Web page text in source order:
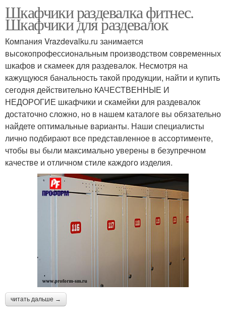
Шкафчики раздевалка фитнес.
Шкафчики для раздевалок
Компания Vrazdevalku.ru занимается
высокопрофессиональным производством современных
шкафов и скамеек для раздевалок. Несмотря на
кажущуюся банальность такой продукции, найти и купить
сегодня действительно КАЧЕСТВЕННЫЕ И
НЕДОРОГИЕ шкафчики и скамейки для раздевалок
достаточно сложно, но в нашем каталоге вы обязательно
найдете оптимальные варианты. Наши специалисты
лично подбирают все представленное в ассортименте,
чтобы вы были максимально уверены в безупречном
качестве и отличном стиле каждого изделия.
читать дальше →